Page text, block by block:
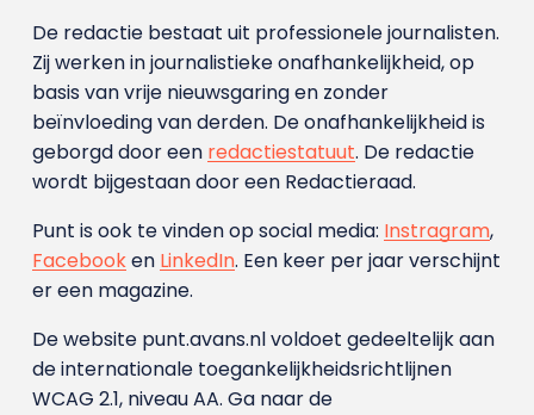
De redactie bestaat uit professionele journalisten.
Zij werken in journalistieke onafhankelijkheid, op
basis van vrije nieuwsgaring en zonder
beïnvloeding van derden. De onafhankelijkheid is
geborgd door een redactiestatuut. De redactie
wordt bijgestaan door een Redactieraad.
Punt is ook te vinden op social media: Instragram,
Facebooken LinkedIn. Een keer per jaar verschijnt
er een magazine.
De website punt.avans.nl voldoet gedeeltelijk aan
de internationale toegankelijkheidsrichtlijnen
WCAG 2.1, niveau AA. Ga naar de